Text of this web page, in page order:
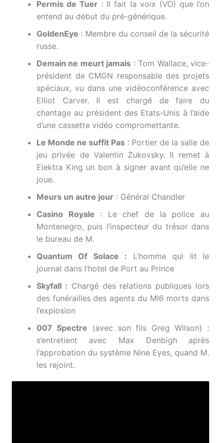
Permis de Tuer : Il fait la voix (VO) que l’on
entend au début du pré-générique.
GoldenEye : Membre du conseil de la sécurité
russe.
Demain ne meurt jamais : Tom Wallace, vice-
président de CMGN responsable des projets
spéciaux, vu dans une vidéoconférence avec
Elliot Carver. Il est chargé de faire du
chantage au président des Etats-Unis à l’aide
d’une cassette vidéo compromettante.
Le Monde ne suffit Pas: Portier de la salle de
jeu privée de Valentin Zukovsky. Il remet à
Elektra King un bon à signer avant qu’elle ne
joue.
Meurs un autre jour: Général Chandler
Casino Royale : Le chef de la police au
Montenegro, puis l’inspecteur du trésor dans
le bureau de M.
Quantum Of Solace : L’homme qui lit le
journal dans l’hotel de Port au Prince
Skyfall : Chargé des relations publiques lors
des funérailles des agents du MI6 morts dans
l’explosion
007 Spectre (avec son fils Greg Wilson) :
s’entretient avec Max Denbigh après
l’approbation du système Nine Eyes, quand M.
les rejoint.